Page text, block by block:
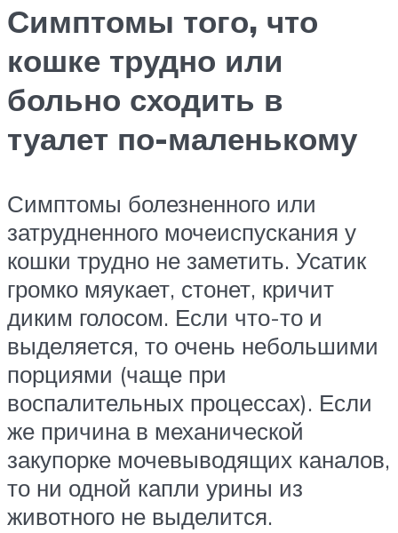
Симптомы того, что
кошке трудно или
больно сходить в
туалет по-маленькому
Симптомы болезненного или
затрудненного мочеиспускания у
кошки трудно не заметить. Усатик
громко мяукает, стонет, кричит
диким голосом. Если что-то и
выделяется, то очень небольшими
порциями (чаще при
воспалительных процессах). Если
же причина в механической
закупорке мочевыводящих каналов,
то ни одной капли урины из
животного не выделится.